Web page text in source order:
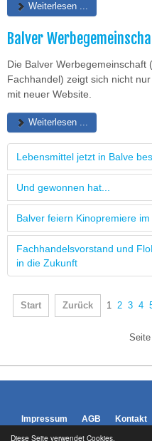
Diese Seite verwendet Cookies.
Weiterlesen ...
Balver
Die Balver Werbegemeinschaft
Fachhandel) zeigt sich nicht
mit neuer Website.
Weiterlesen ...
Lebensmittel jetzt in Balve
Und gewonnen hat...
Balver feiern Kinopremiere
Fachhandelsvorstand und
in die Zukunft
Start Zurück 1 2 3 4
Impressum AGB Kontakt